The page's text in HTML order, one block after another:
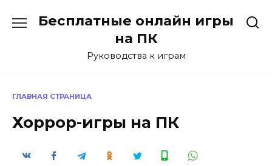
Бесплатные онлайн игры
на ПК
Руководства к играм
ГЛАВНАЯ СТРАНИЦА
Хоррор-игры на ПК